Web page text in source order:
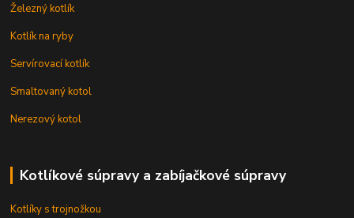
Železný kotlík
Kotlík na ryby
Servírovací kotlík
Smaltovaný kotol
Nerezový kotol
Kotlíkové súpravy a zabíjačkové súpravy
Kotlíky s trojnožkou